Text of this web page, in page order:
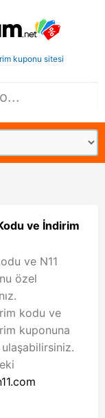
kuponu sitesi
ve İndirim
ve N11
özel
kodu ve
kuponuna